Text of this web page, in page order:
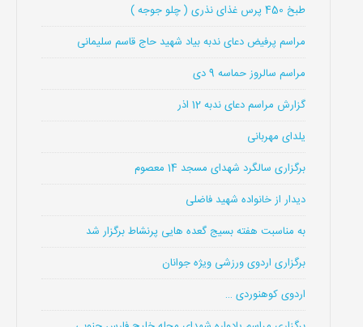
طبخ 450 پرس غذای نذری ( چلو جوجه )
مراسم پرفیض دعای ندبه بیاد شهید حاج قاسم سلیمانی
مراسم سالروز حماسه 9 دی
گزارش مراسم دعای ندبه 12 اذر
یلدای مهربانی
برگزاری سالگرد شهدای مسجد 14 معصوم
دیدار از خانواده شهید فاضلی
به مناسبت هفته بسیج گعده هایی پرنشاط برگزار شد
برگزاری اردوی ورزشی ویژه جوانان
اردوی کوهنوردی …